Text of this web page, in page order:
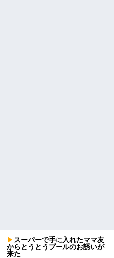
スーパーで手に入れたママ友
からとうとうプールのお誘いが
来た